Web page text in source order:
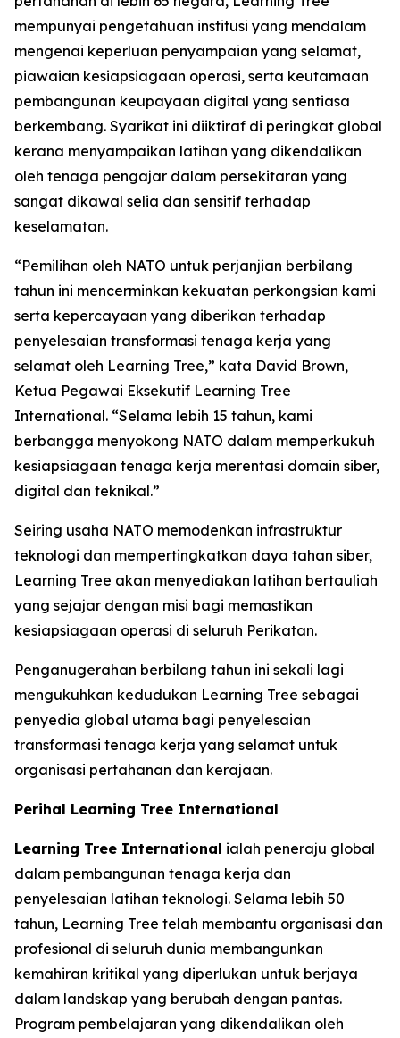
mempunyai pengetahuan institusi yang mendalam
mengenai keperluan penyampaian yang selamat,
piawaian kesiapsiagaan operasi, serta keutamaan
pembangunan keupayaan digital yang sentiasa
berkembang. Syarikat ini diiktiraf di peringkat global
kerana menyampaikan latihan yang dikendalikan
oleh tenaga pengajar dalam persekitaran yang
sangat dikawal selia dan sensitif terhadap
keselamatan.
“Pemilihan oleh NATO untuk perjanjian berbilang
tahun ini mencerminkan kekuatan perkongsian kami
serta kepercayaan yang diberikan terhadap
penyelesaian transformasi tenaga kerja yang
selamat oleh Learning Tree,” kata David Brown,
Ketua Pegawai Eksekutif Learning Tree
International. “Selama lebih 15 tahun, kami
berbangga menyokong NATO dalam memperkukuh
kesiapsiagaan tenaga kerja merentasi domain siber,
digital dan teknikal.”
Seiring usaha NATO memodenkan infrastruktur
teknologi dan mempertingkatkan daya tahan siber,
Learning Tree akan menyediakan latihan bertauliah
yang sejajar dengan misi bagi memastikan
kesiapsiagaan operasi di seluruh Perikatan.
Penganugerahan berbilang tahun ini sekali lagi
mengukuhkan kedudukan Learning Tree sebagai
penyedia global utama bagi penyelesaian
transformasi tenaga kerja yang selamat untuk
organisasi pertahanan dan kerajaan.
Perihal Learning Tree International
Learning Tree International ialah peneraju global
dalam pembangunan tenaga kerja dan
penyelesaian latihan teknologi. Selama lebih 50
tahun, Learning Tree telah membantu organisasi dan
profesional di seluruh dunia membangunkan
kemahiran kritikal yang diperlukan untuk berjaya
dalam landskap yang berubah dengan pantas.
Program pembelajaran yang dikendalikan oleh